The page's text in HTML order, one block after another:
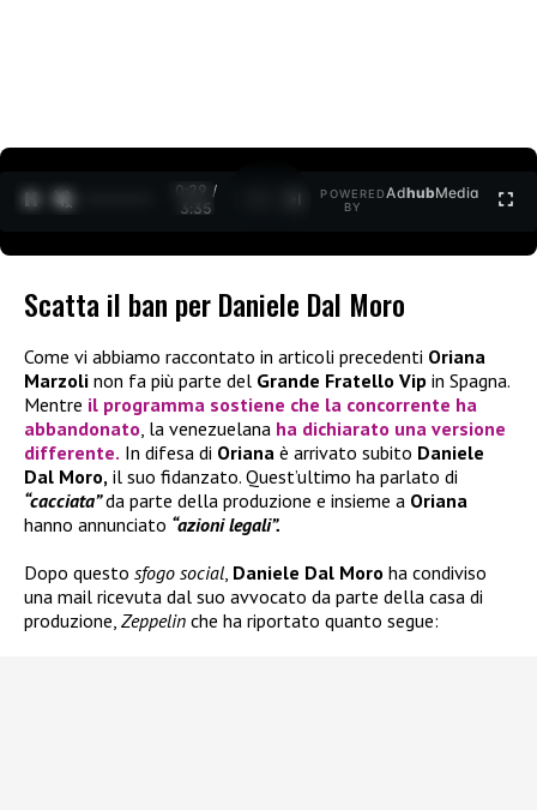
0:30 /
3:35
POWERED
BY
AdhubMedia
Scatta il ban per Daniele Dal Moro
Come vi abbiamo raccontato in articoli precedenti Oriana
Marzoli non fa più parte del Grande Fratello Vip in Spagna.
Mentre il programma sostiene che la concorrente ha
abbandonato, la venezuelana ha dichiarato una versione
differente. In difesa di Oriana è arrivato subito Daniele
Dal Moro, il suo fidanzato. Quest’ultimo ha parlato di
“cacciata”da parte della produzione e insieme a Oriana
hanno annunciato “azioni legali”.
Dopo questo sfogo social, Daniele Dal Moro ha condiviso
una mail ricevuta dal suo avvocato da parte della casa di
produzione, Zeppelin che ha riportato quanto segue: